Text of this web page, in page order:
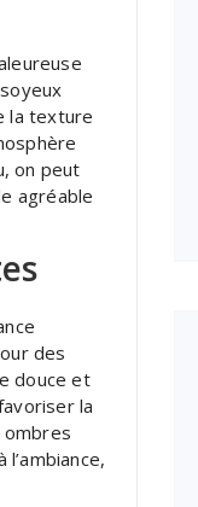
la texture
on peut
agréable
des
douce et
la